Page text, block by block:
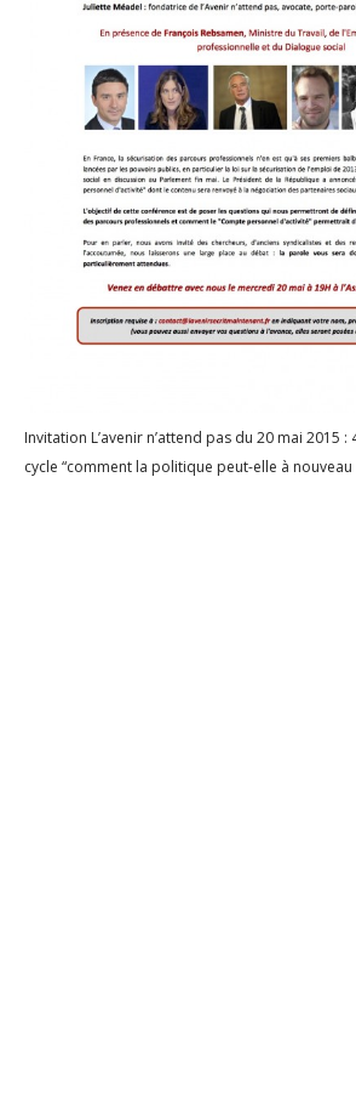
Invitation L’avenir n’attend pas du 20 mai 2015
cycle “comment la politique peut-elle à nouveau